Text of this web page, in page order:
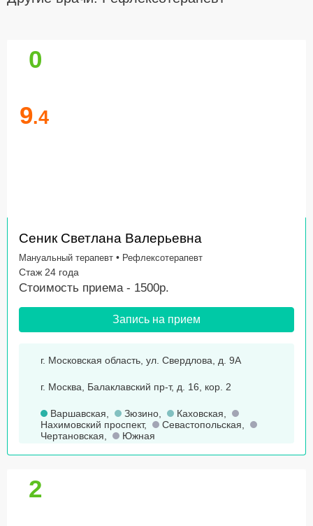
0
9.4
Сеник Светлана Валерьевна
Мануальный терапевт • Рефлексотерапевт
Стаж 24 года
Стоимость приема - 1500р.
Запись на прием
г. Московская область, ул. Свердлова, д. 9А
г. Москва, Балаклавский пр-т, д. 16, кор. 2
Варшавская Зюзино Каховская
Нахимовский проспект, Севастопольская
Чертановская
Южная
2